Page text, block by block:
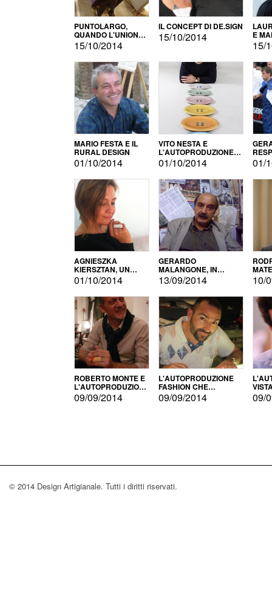
PUNTOLARGO,
QUANDO L'UNIONE
FA LA FORZA E
VINCE
15/10/2014
IL CONCEPT DI DE.SIGN
15/10/2014 E
15/
MARIO FESTA E IL
RURAL DESIGN
01/10/2014
VITO NESTA E
L'AUTOPRODUZIONE
COME RECUPERO DEI
SIMBOLI
01/10/2014 01/
AGNIESZKA
KIERSZTAN, UN
MODELLO DI
AUTOPRODUZIONE
01/10/2014
GERARDO
MALANGONE, IN
GIURIA PER IL
CONCORSO
LETTERARIO
13/09/2014 10/
ROBERTO MONTE E
L'AUTOPRODUZIONE
CON IL CENSIMENTO
09/09/2014
L'AUTOPRODUZIONE
FASHION CHE
CONQUISTA GLI USA
09/09/2014 09/
© 2014 Design Artigianale. Tutti i diritti riservati.